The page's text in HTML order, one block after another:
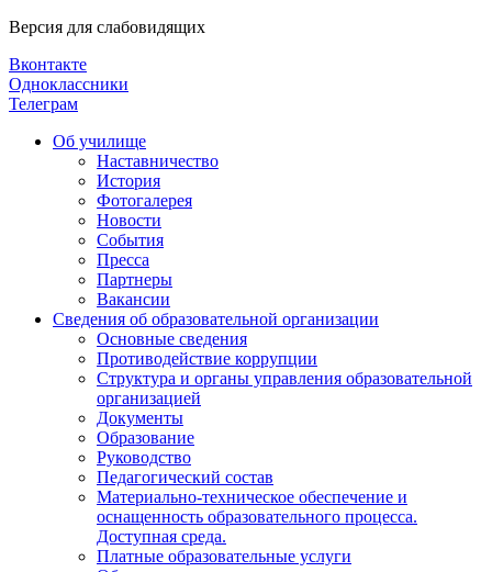
Версия для слабовидящих
Вконтакте
Одноклассники
Телеграм
Об училище
Наставничество
История
Фотогалерея
Новости
События
Пресса
Партнеры
Вакансии
Сведения об образовательной организации
Основные сведения
Противодействие коррупции
Структура и органы управления образовательной
организацией
Документы
Образование
Руководство
Педагогический состав
Материально-техническое обеспечение и
оснащенность образовательного процесса.
Доступная среда.
Платные образовательные услуги